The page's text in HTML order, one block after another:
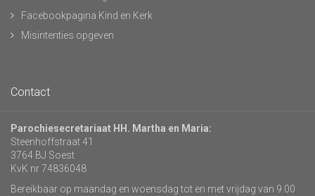
Facebookpagina Kind en Kerk
Misintenties opgeven
Contact
Parochiesecretariaat HH. Martha en Maria:
Steenhoffstraat 41
3764 BJ Soest
KvK nr 74836048
Bereikbaar op maandag en woensdag tot en met vrijdag van 9.00